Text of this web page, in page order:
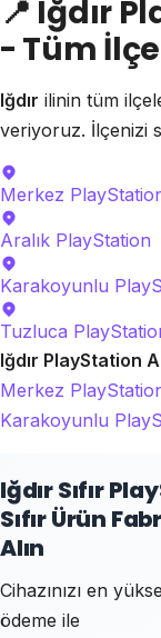
📍 Iğdır
- Tüm
Iğdır ilinin tüm
veriyoruz. İlçenizi
Merkez
Aralık PlayStation
Karakoyunlu
Tuzluca
Iğdır PlayStation
Merkez
Karakoyunlu
Iğdır Sıfır
Sıfır Ürün
Alın
Cihazınızı en
ödeme ile